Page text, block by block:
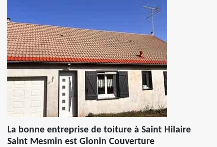
La bonne entreprise de toiture à Saint Hilaire
Saint Mesmin est Glonin Couverture